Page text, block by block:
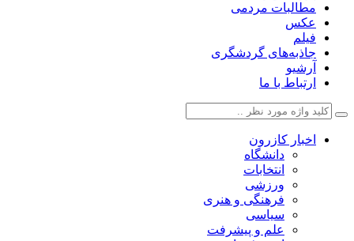
مطالبات مردمی
عکس
فیلم
جاذبه‌های گردشگری
آرشیو
ارتباط با ما
اخبار کازرون
دانشگاه
انتخابات
ورزشی
فرهنگی و هنری
سیاسی
علم و پیشرفت